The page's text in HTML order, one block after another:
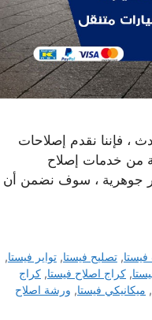
، فإننا نقدم إصلاحات
من خدمات إصلاح
جوهرية ، سوف نضمن أن
,تصليح فيستا,تواير فيستا,
, كراج اصلاح فيستا, كراج
, ميكانيكي فيستا, ورشة اصلاح